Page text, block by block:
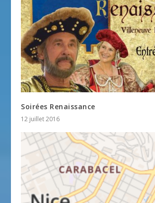
Soirées Renaissance
12 juillet 2016